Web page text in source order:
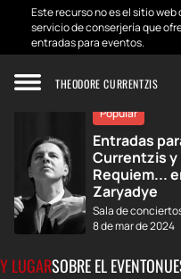
Este recurso no es el sitio
servicio de conserjería que
entradas para eventos.
THEODORE CURRENTZIS
Inicio Desarrollos Teodor
Popular
Entradas
Currentzis y
Requiem...
Zaryadye
Sala de
8 de mar de 2024
LUGARSOBRE EL EVENTO